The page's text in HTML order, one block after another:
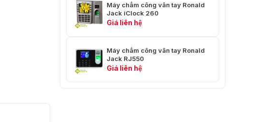
Máy chấm công vân tay Ronald
Jack iClock 260
Giá liên hệ
Máy chấm công vân tay Ronald
Jack RJ550
Giá liên hệ